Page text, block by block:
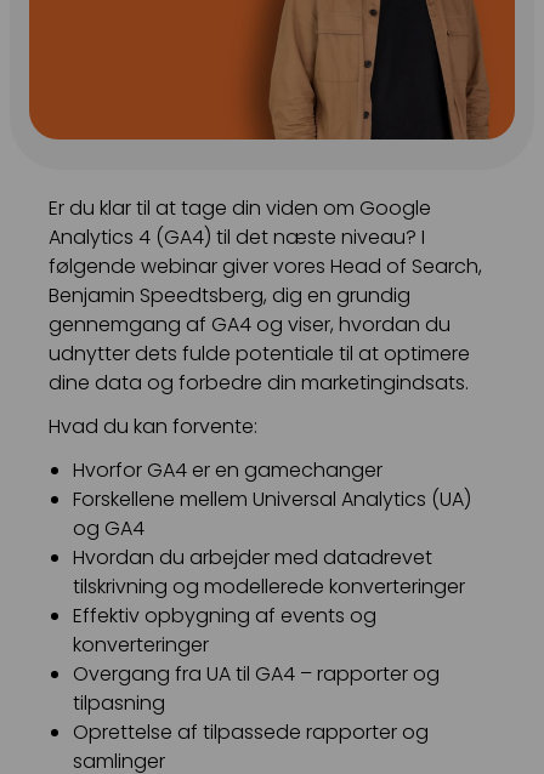
Snapchat annoncering
Pinterest annoncering
PAID SEARCH
Google Ads
Display annoncering
YouTube annoncering
Google shopping
Bing Ads
E-MAIL MARKETING
Kampagnemails
Leadgenerering
E-mail automation
TRACKING
Server-Side Tracking
Er du klar til at tage din viden om Google
Analytics 4 (GA4) til det næste niveau? I
følgende webinar giver vores Head of Search,
Benjamin Speedtsberg, dig en grundig
gennemgang af GA4 og viser, hvordan du
udnytter dets fulde potentiale til at optimere
dine data og forbedre din marketingindsats.
Hvad du kan forvente:
Hvorfor GA4 er en gamechanger
Forskellene mellem Universal Analytics (UA)
og GA4
Hvordan du arbejder med datadrevet
tilskrivning og modellerede konverteringer
Effektiv opbygning af events og
konverteringer
Overgang fra UA til GA4 – rapporter og
tilpasning
Oprettelse af tilpassede rapporter og
samlinger